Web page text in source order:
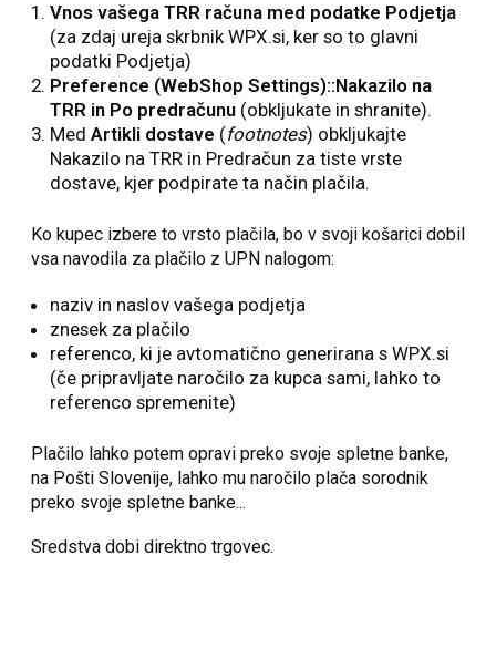
Vnos vašega TRR računa med podatke Podjetja
(za zdaj ureja skrbnik WPX.si, ker so to glavni
podatki Podjetja)
Preference (WebShop Settings)::Nakazilo na
TRR in Po predračunu (obkljukate in shranite).
Med Artikli dostave (footnotes) obkljukajte
Nakazilo na TRR in Predračun za tiste vrste
dostave, kjer podpirate ta način plačila.
Ko kupec izbere to vrsto plačila, bo v svoji košarici dobil
vsa navodila za plačilo z UPN nalogom:
naziv in naslov vašega podjetja
znesek za plačilo
referenco, ki je avtomatično generirana s WPX.si
(če pripravljate naročilo za kupca sami, lahko to
referenco spremenite)
Plačilo lahko potem opravi preko svoje spletne banke,
na Pošti Slovenije, lahko mu naročilo plača sorodnik
preko svoje spletne banke...
Sredstva dobi direktno trgovec.